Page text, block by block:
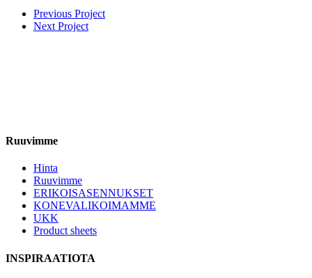
Previous Project
Next Project
Ruuvimme
Hinta
Ruuvimme
ERIKOISASENNUKSET
KONEVALIKOIMAMME
UKK
Product sheets
INSPIRAATIOTA